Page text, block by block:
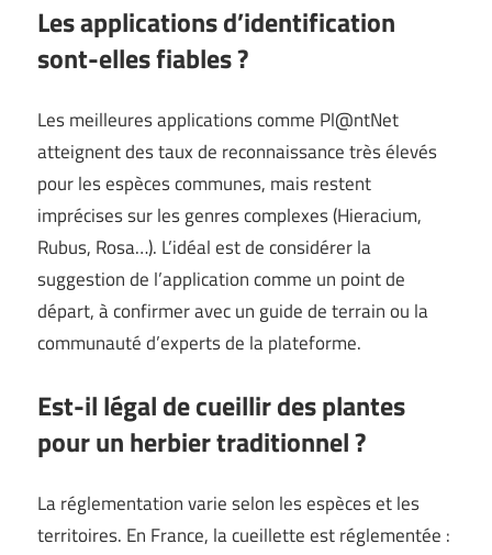
Les applications d’identification
sont-elles fiables ?
Les meilleures applications comme Pl@ntNet
atteignent des taux de reconnaissance très élevés
pour les espèces communes, mais restent
imprécises sur les genres complexes (Hieracium,
Rubus, Rosa…). L’idéal est de considérer la
suggestion de l’application comme un point de
départ, à confirmer avec un guide de terrain ou la
communauté d’experts de la plateforme.
Est-il légal de cueillir des plantes
pour un herbier traditionnel ?
La réglementation varie selon les espèces et les
territoires. En France, la cueillette est réglementée :